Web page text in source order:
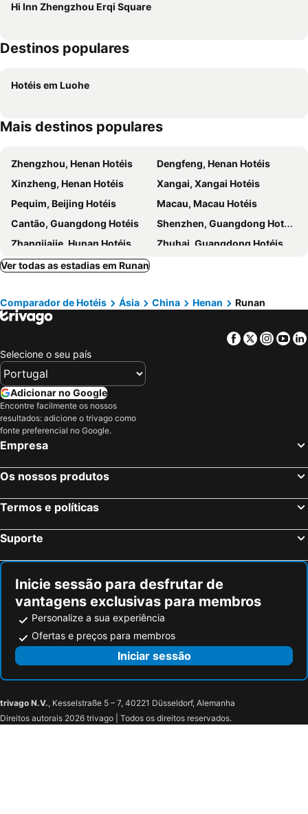
Hi Inn Zhengzhou Erqi Square
Destinos populares
Hotéis em Luohe
Mais destinos populares
Zhengzhou, Henan Hotéis
Dengfeng, Henan Hotéis
Xinzheng, Henan Hotéis
Xangai, Xangai Hotéis
Pequim, Beijing Hotéis
Macau, Macau Hotéis
Cantão, Guangdong Hotéis
Shenzhen, Guangdong Hotéis
Zhangjiajie, Hunan Hotéis
Zhuhai, Guangdong Hotéis
Chongqing, Chongqing Hotéis
Ver todas as estadias em Runan
Comparador de Hotéis Ásia China Henan Runan
Facebook
Twitter
Selecione o seu país
Adicionar no Google
Encontre facilmente os nossos
resultados: adicione o trivago como
fonte preferencial no Google.
Empresa
Os nossos produtos
Termos e políticas
Suporte
Inicie sessão para desfrutar de
vantagens exclusivas para membros
Personalize a sua experiência
Ofertas e preços para membros
Iniciar sessão
trivago N.V., Kesselstraße 5 – 7, 40221 Düsseldorf, Alemanha
Direitos autorais 2026 trivago | Todos os direitos reservados.